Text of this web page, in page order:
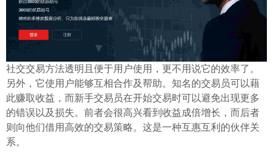
ไทย
社交交易方法透明且便于用户使用，更不用说它的效率了。
另外，它使用户能够互相合作及帮助。知名的交易员可以藉
此赚取收益，而新手交易员在开始交易时可以避免出现更多
的错误以及损失。前者会很高兴看到收益成倍增长，而后者
则向他们借用高效的交易策略。这是一种互惠互利的伙伴关
系。